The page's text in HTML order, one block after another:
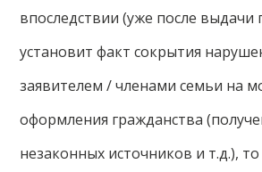
впоследствии (уже после выдачи
установит факт сокрытия
заявителем / членами семьи на
оформления гражданства
незаконных источников и т.д.),